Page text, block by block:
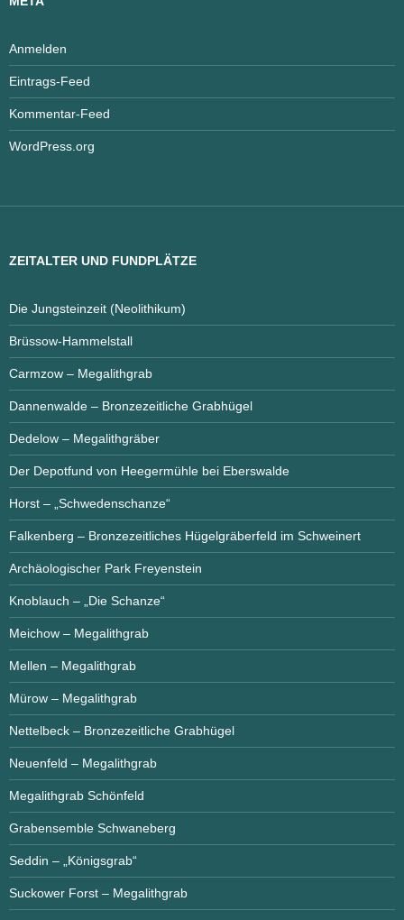
Anmelden
Eintrags-Feed
Kommentar-Feed
WordPress.org
ZEITALTER UND FUNDPLÄTZE
Die Jungsteinzeit (Neolithikum)
Brüssow-Hammelstall
Carmzow – Megalithgrab
Dannenwalde – Bronzezeitliche Grabhügel
Dedelow – Megalithgräber
Der Depotfund von Heegermühle bei Eberswalde
Horst – „Schwedenschanze“
Falkenberg – Bronzezeitliches Hügelgräberfeld im Schweinert
Archäologischer Park Freyenstein
Knoblauch – „Die Schanze“
Meichow – Megalithgrab
Mellen – Megalithgrab
Mürow – Megalithgrab
Nettelbeck – Bronzezeitliche Grabhügel
Neuenfeld – Megalithgrab
Megalithgrab Schönfeld
Grabensemble Schwaneberg
Seddin – „Königsgrab“
Suckower Forst – Megalithgrab